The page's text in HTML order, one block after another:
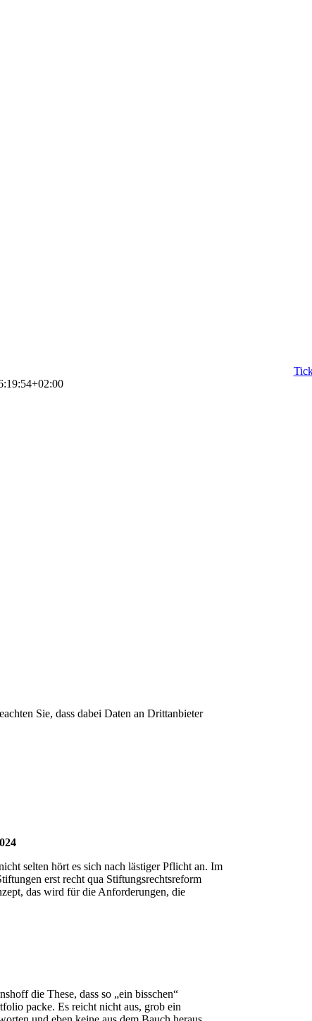
Sie, dass dabei Daten an Drittanbieter
selten hört es sich nach lästiger Pflicht an. Im
erst recht qua Stiftungsrechtsreform
das wird für die Anforderungen, die
die These, dass so „ein bisschen“
packe. Es reicht nicht aus, grob ein